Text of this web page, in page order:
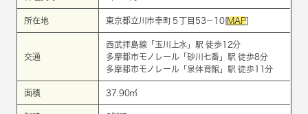
所在地 東京都立川市幸町５丁目53－10[ MAP]
交通
西武拝島線 「 玉川上水 」駅 徒歩12分
多摩都市モノレール「砂川七番 」駅 徒歩8分
多摩都市モノレール「 泉体育館 」駅 徒歩11分
面積 37.90㎡